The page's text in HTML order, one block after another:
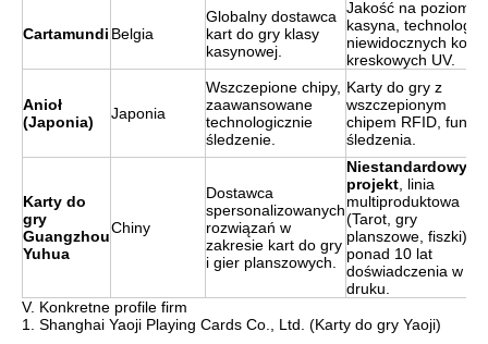
Cartamundi Belgia
Globalny dostawca
kart do gry klasy
kasynowej.
Jakość na poziomie
kasyna, technologia
niewidocznych
kreskowych UV.
Anioł
(Japonia)
Japonia
Wszczepione chipy,
zaawansowane
technologicznie
śledzenie.
Karty do gry z
wszczepionym
chipem RFID,
śledzenia.
Karty do
gry
Guangzhou
Yuhua
Chiny
Dostawca
spersonalizowanych
rozwiązań w
zakresie kart do gry
i gier planszowych.
Niestandardowy
projekt , linia
multiproduktowa
(Tarot, gry
planszowe, fiszki),
ponad 10 lat
doświadczenia w
druku.
V. Konkretne profile firm
1. Shanghai Yaoji Playing Cards Co., Ltd. (Karty do gry Yaoji)